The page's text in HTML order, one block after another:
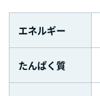
エネルギー
たんぱく質